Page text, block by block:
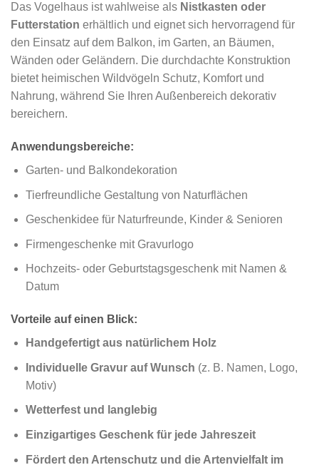
Das Vogelhaus ist wahlweise als Nistkasten oder
Futterstation erhältlich und eignet sich hervorragend für
den Einsatz auf dem Balkon, im Garten, an Bäumen,
Wänden oder Geländern. Die durchdachte Konstruktion
bietet heimischen Wildvögeln Schutz, Komfort und
Nahrung, während Sie Ihren Außenbereich dekorativ
bereichern.
Anwendungsbereiche:
Garten- und Balkondekoration
Tierfreundliche Gestaltung von Naturflächen
Geschenkidee für Naturfreunde, Kinder & Senioren
Firmengeschenke mit Gravurlogo
Hochzeits- oder Geburtstagsgeschenk mit Namen &
Datum
Vorteile auf einen Blick:
Handgefertigt aus natürlichem Holz
Individuelle Gravur auf Wunsch (z. B. Namen, Logo,
Motiv)
Wetterfest und langlebig
Einzigartiges Geschenk für jede Jahreszeit
Fördert den Artenschutz und die Artenvielfalt im